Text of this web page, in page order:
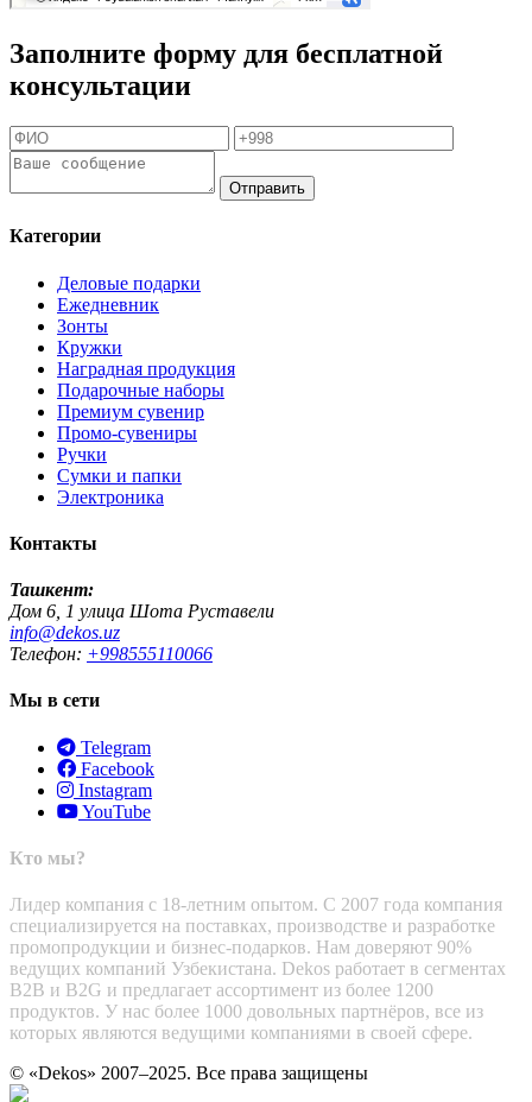
Заполните форму для бесплатной
консультации
Отправить
Категории
Деловые подарки
Ежедневник
Зонты
Кружки
Наградная продукция
Подарочные наборы
Премиум сувенир
Промо-сувениры
Ручки
Сумки и папки
Электроника
Контакты
Ташкент:
Дом 6, 1 улица Шота Руставели
info@dekos.uz
Телефон: +998555110066
Мы в сети
Telegram
Facebook
Instagram
YouTube
Кто мы?
Лидер компания с 18-летним опытом. С 2007 года компания
специализируется на поставках, производстве и разработке
промопродукции и бизнес-подарков. Нам доверяют 90%
ведущих компаний Узбекистана. Dekos работает в сегментах
B2B и B2G и предлагает ассортимент из более 1200
продуктов. У нас более 1000 довольных партнёров, все из
которых являются ведущими компаниями в своей сфере.
© «Dekos» 2007–2025. Все права защищены